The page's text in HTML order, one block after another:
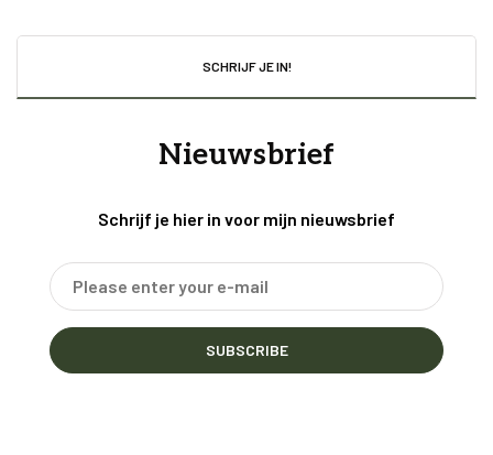
SCHRIJF JE IN!
Nieuwsbrief
Schrijf je hier in voor mijn nieuwsbrief
SUBSCRIBE